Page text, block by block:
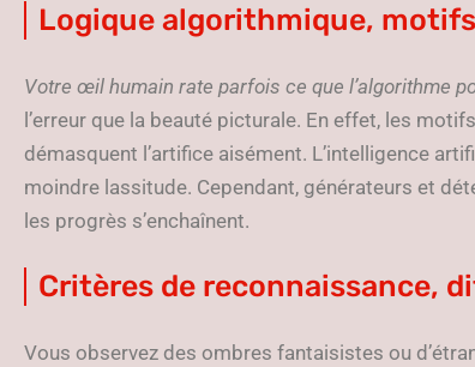
Logique algorithmique,
Votre œil humain rate parfois ce que l’algorithme
l’erreur que la beauté picturale. En effet, les
démasquent l’artifice aisément. L’intelligence
moindre lassitude. Cependant, générateurs et
les progrès s’enchaînent.
Critères de reconnaissance,
Vous observez des ombres fantaisistes ou